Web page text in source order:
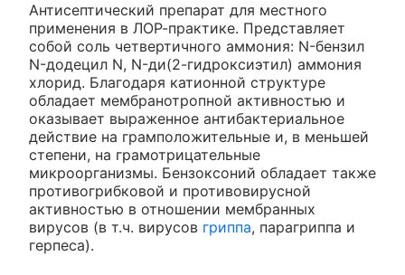
Антисептический препарат для местного
применения в ЛОР-практике. Представляет
собой соль четвертичного аммония: N-бензил
N-додецил N, N-ди(2-гидроксиэтил) аммония
хлорид. Благодаря катионной структуре
обладает мембранотропной активностью и
оказывает выраженное антибактериальное
действие на грамположительные и, в меньшей
степени, на грамотрицательные
микроорганизмы. Бензоксоний обладает также
противогрибковой и противовирусной
активностью в отношении мембранных
вирусов (в т.ч. вирусов гриппа, парагриппа и
герпеса).